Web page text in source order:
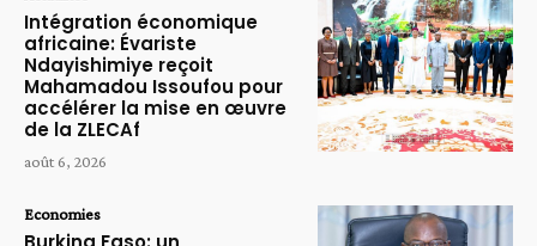
Intégration économique
africaine: Évariste
Ndayishimiye reçoit
Mahamadou Issoufou pour
accélérer la mise en œuvre
de la ZLECAf
août 6, 2026
Economies